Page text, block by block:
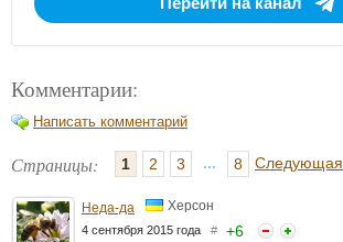
Комментарии:
Написать комментарий
Страницы: 1 2 3 ... 8 Следующая
Неда-да Херсон
4 сентября 2015 года # +6